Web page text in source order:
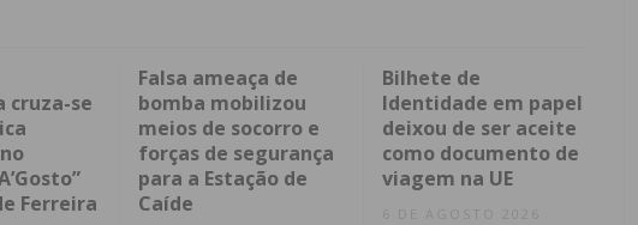
cruza-se
Ferreira
Falsa ameaça de
bomba mobilizou
meios de socorro e
forças de segurança
para a Estação de
Caíde
Bilhete de
Identidade em papel
deixou de ser aceite
como documento de
viagem na UE
6 DE AGOSTO 2026